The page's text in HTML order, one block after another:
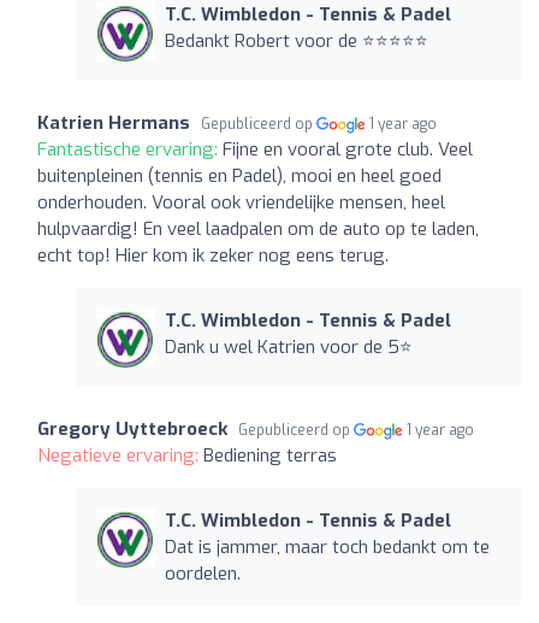
T.C. Wimbledon - Tennis & Padel
Bedankt Robert voor de ⭐️⭐️⭐️⭐️⭐️
Katrien Hermans Gepubliceerd op 1 year ago
Fantastische ervaring: Fijne en vooral grote club. Veel
buitenpleinen (tennis en Padel), mooi en heel goed
onderhouden. Vooral ook vriendelijke mensen, heel
hulpvaardig! En veel laadpalen om de auto op te laden,
echt top! Hier kom ik zeker nog eens terug.
T.C. Wimbledon - Tennis & Padel
Dank u wel Katrien voor de 5⭐️
Gregory Uyttebroeck Gepubliceerd op 1 year ago
Negatieve ervaring: Bediening terras
T.C. Wimbledon - Tennis & Padel
Dat is jammer, maar toch bedankt om te
oordelen.